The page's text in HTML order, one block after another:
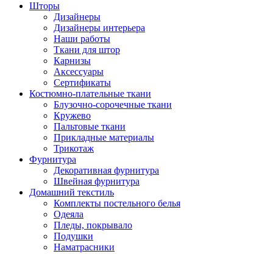
Шторы
Дизайнеры
Дизайнеры интерьера
Наши работы
Ткани для штор
Карнизы
Аксессуары
Сертификаты
Костюмно-плательные ткани
Блузочно-сорочечные ткани
Кружево
Пальтовые ткани
Прикладные материалы
Трикотаж
Фурнитура
Декоративная фурнитура
Швейная фурнитура
Домашний текстиль
Комплекты постельного белья
Одеяла
Пледы, покрывало
Подушки
Наматрасники